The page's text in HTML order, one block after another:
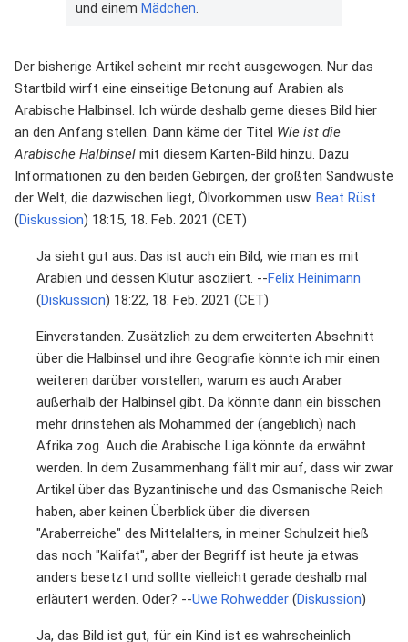
und einem Mädchen.
Der bisherige Artikel scheint mir recht ausgewogen. Nur das
Startbild wirft eine einseitige Betonung auf Arabien als
Arabische Halbinsel. Ich würde deshalb gerne dieses Bild hier
an den Anfang stellen. Dann käme der Titel Wie ist die
Arabische Halbinsel mit diesem Karten-Bild hinzu. Dazu
Informationen zu den beiden Gebirgen, der größten Sandwüste
der Welt, die dazwischen liegt, Ölvorkommen usw. Beat Rüst
(Diskussion) 18:15, 18. Feb. 2021 (CET)
Ja sieht gut aus. Das ist auch ein Bild, wie man es mit
Arabien und dessen Klutur asoziiert. --Felix Heinimann
(Diskussion) 18:22, 18. Feb. 2021 (CET)
Einverstanden. Zusätzlich zu dem erweiterten Abschnitt
über die Halbinsel und ihre Geografie könnte ich mir einen
weiteren darüber vorstellen, warum es auch Araber
außerhalb der Halbinsel gibt. Da könnte dann ein bisschen
mehr drinstehen als Mohammed der (angeblich) nach
Afrika zog. Auch die Arabische Liga könnte da erwähnt
werden. In dem Zusammenhang fällt mir auf, dass wir zwar
Artikel über das Byzantinische und das Osmanische Reich
haben, aber keinen Überblick über die diversen
"Araberreiche" des Mittelalters, in meiner Schulzeit hieß
das noch "Kalifat", aber der Begriff ist heute ja etwas
anders besetzt und sollte vielleicht gerade deshalb mal
erläutert werden. Oder? --Uwe Rohwedder (Diskussion)
Ja, das Bild ist gut, für ein Kind ist es wahrscheinlich